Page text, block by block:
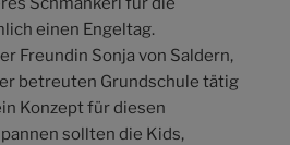
einen Engeltag.
Freundin Sonja von Saldern,
betreuten Grundschule tätig
Konzept für diesen
sollten die Kids,